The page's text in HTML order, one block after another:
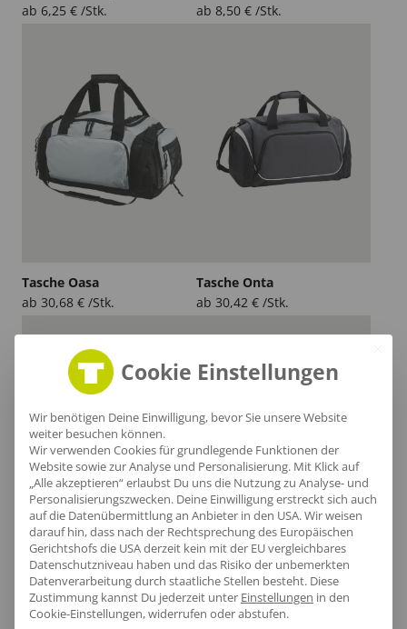
ab 6,25 € /Stk.
ab 8,50 € /Stk.
Tasche Oasa
ab 30,68 € /Stk.
Tasche Onta
ab 30,42 € /Stk.
Tasche Raba
ab20,39€ /Stk.
Tasche Rari
ab27,78€ /Stk.
Cookie Einstellungen
Wir benötigen Deine Einwilligung, bevor Sie unsere Website
weiter besuchen können.
Wir verwenden Cookies für grundlegende Funktionen der
Website sowie zur Analyse und Personalisierung. Mit Klick auf
„Alle akzeptieren“ erlaubst Du uns die Nutzung zu Analyse- und
Personalisierungszwecken. Deine Einwilligung erstreckt sich auch
auf die Datenübermittlung an Anbieter in den USA. Wir weisen
darauf hin, dass nach der Rechtsprechung des Europäischen
Gerichtshofs die USA derzeit kein mit der EU vergleichbares
Datenschutzniveau haben und das Risiko der unbemerkten
Datenverarbeitung durch staatliche Stellen besteht. Diese
Zustimmung kannst Du jederzeit unter Einstellungen in den
Cookie-Einstellungen, widerrufen oder abstufen.